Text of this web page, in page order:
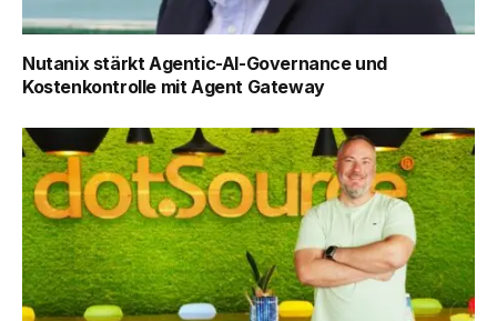
Nutanix stärkt Agentic-AI-Governance und
Kostenkontrolle mit Agent Gateway